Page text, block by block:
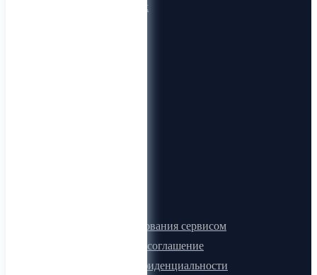
Быстрый поиск
Правила пользования сервисом
Лицензионное соглашение
Политика конфиденциальности